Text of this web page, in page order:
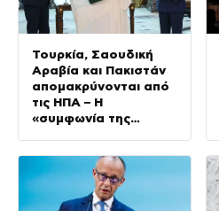
Τουρκία, Σαουδική
Αραβία και Πακιστάν
απομακρύνονται από
τις ΗΠΑ – Η
«συμφωνία της
ασφαλείας στη Μέση
Ανατολή